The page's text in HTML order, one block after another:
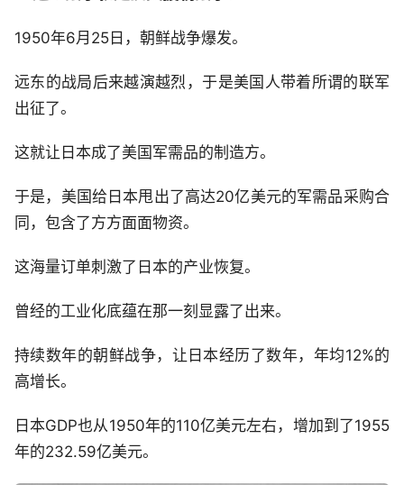
1950年6月25日，朝鲜战争爆发。
远东的战局后来越演越烈，于是美国人带着所谓的联军
出征了。
这就让日本成了美国军需品的制造方。
于是，美国给日本甩出了高达20亿美元的军需品采购合
同，包含了方方面面物资。
这海量订单刺激了日本的产业恢复。
曾经的工业化底蕴在那一刻显露了出来。
持续数年的朝鲜战争，让日本经历了数年，年均12%的
高增长。
日本GDP也从1950年的110亿美元左右，增加到了1955
年的232.59亿美元。